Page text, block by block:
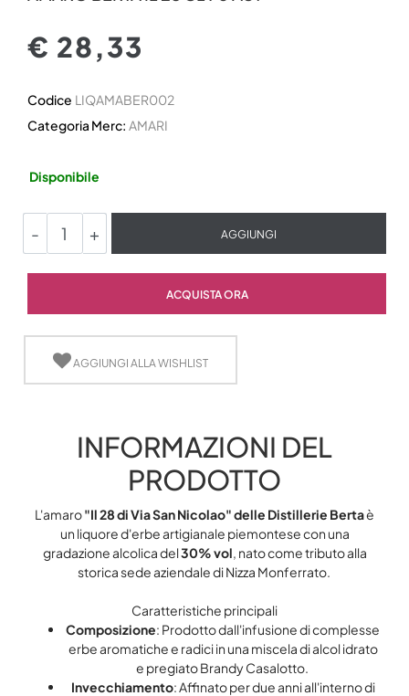
€ 28,33
Codice LIQAMABER002
Categoria Merc: AMARI
Disponibile
AGGIUNGI
ACQUISTA ORA
AGGIUNGI ALLA WISHLIST
INFORMAZIONI DEL
PRODOTTO
L'amaro"Il 28 di Via San Nicolao" delle Distillerie Bertaè
un liquore d'erbe artigianale piemontese con una
gradazione alcolica del30% vol, nato come tributo alla
storica sede aziendale di Nizza Monferrato.
Caratteristiche principali
Composizione: Prodotto dall'infusione di complesse
erbe aromatiche e radici in una miscela di alcol idrato
e pregiato Brandy Casalotto.
Invecchiamento: Affinato per due anni all'interno di